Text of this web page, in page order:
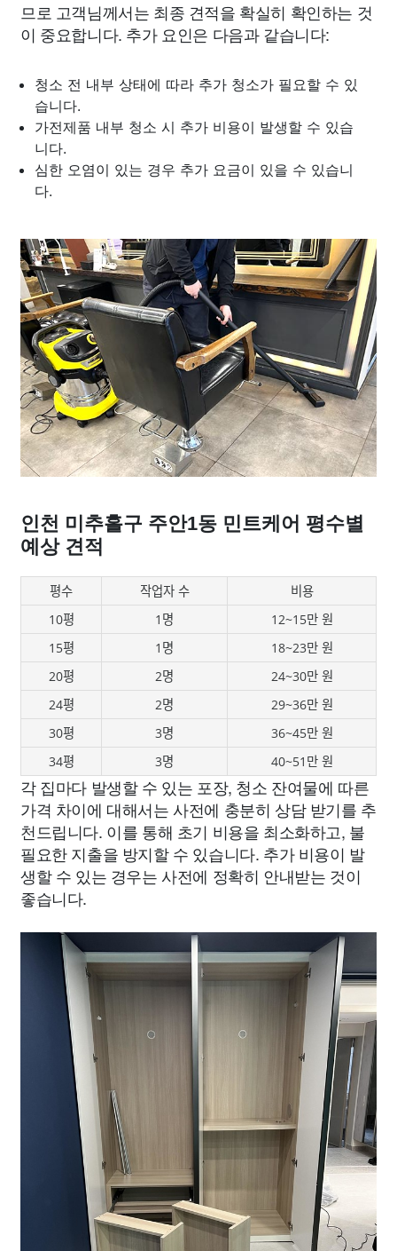
므로 고객님께서는 최종 견적을 확실히 확인하는 것
이 중요합니다. 추가 요인은 다음과 같습니다:
청소 전 내부 상태에 따라 추가 청소가 필요할 수 있
습니다.
가전제품 내부 청소 시 추가 비용이 발생할 수 있습
니다.
심한 오염이 있는 경우 추가 요금이 있을 수 있습니
다.
인천 미추홀구 주안1동 민트케어 평수별
예상 견적
평수 작업자 수
비용
10평
1명
12~15만 원
15평
1명
18~23만 원
20평
2명
24~30만 원
24평
2명
29~36만 원
30평
3명
36~45만 원
34평
3명 40~51만 원
각 집마다 발생할 수 있는 포장, 청소 잔여물에 따른
가격 차이에 대해서는 사전에 충분히 상담 받기를 추
천드립니다. 이를 통해 초기 비용을 최소화하고, 불
필요한 지출을 방지할 수 있습니다. 추가 비용이 발
생할 수 있는 경우는 사전에 정확히 안내받는 것이
좋습니다.